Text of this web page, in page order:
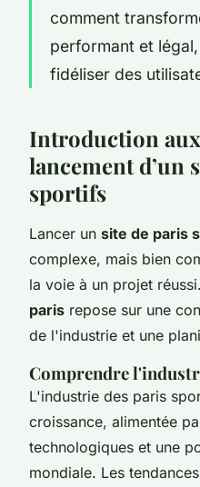
comment
performant et
fidéliser des
Introduction aux
lancement d’un
sportifs
Lancer un site de paris
complexe, mais bien
la voie à un projet
paris repose sur une
de l'industrie et une
Comprendre
L'industrie des paris
croissance, alimentée
technologiques et une
mondiale. Les